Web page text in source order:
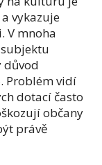
vykazuje
V mnoha
důvod
Problém vidí
dotací často
občany
právě